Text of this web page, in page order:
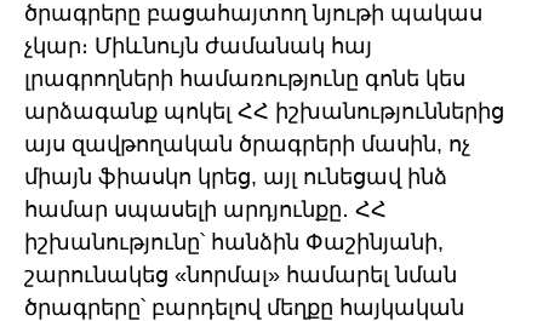
ծրագրերը բացահայտող նյութի պակաս
չկար։ Միևնույն ժամանակ հայ
լրագրողների համառությունը գոնե կես
արձագանք պոկել ՀՀ իշխանություններից
այս զավթողական ծրագրերի մասին, ոչ
միայն ֆիասկո կրեց, այլ ունեցավ ինձ
համար սպասելի արդյունքը․ ՀՀ
իշխանությունը՝ հանձին Փաշինյանի,
շարունակեց «նորմալ» համարել նման
ծրագրերը՝ բարդելով մեղքը հայկական